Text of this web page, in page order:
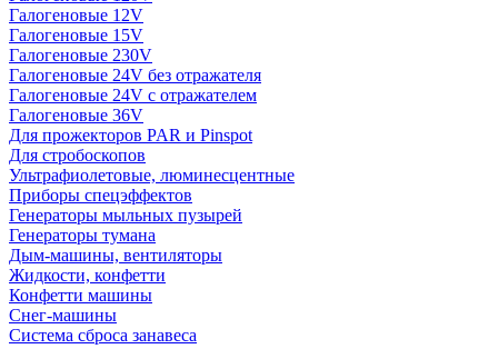
Галогеновые 12V
Галогеновые 15V
Галогеновые 230V
Галогеновые 24V без отражателя
Галогеновые 24V с отражателем
Галогеновые 36V
Для прожекторов PAR и Pinspot
Для стробоскопов
Ультрафиолетовые, люминесцентные
Приборы спецэффектов
Генераторы мыльных пузырей
Генераторы тумана
Дым-машины, вентиляторы
Жидкости, конфетти
Конфетти машины
Снег-машины
Система сброса занавеса